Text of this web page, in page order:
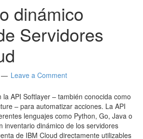
dinámico
Servidores
Leave a Comment
la API Softlayer – también conocida como
– para automatizar acciones. La API
lenguajes como Python, Go, Java o
inventario dinámico de los servidores
de IBM Cloud directamente utilizables